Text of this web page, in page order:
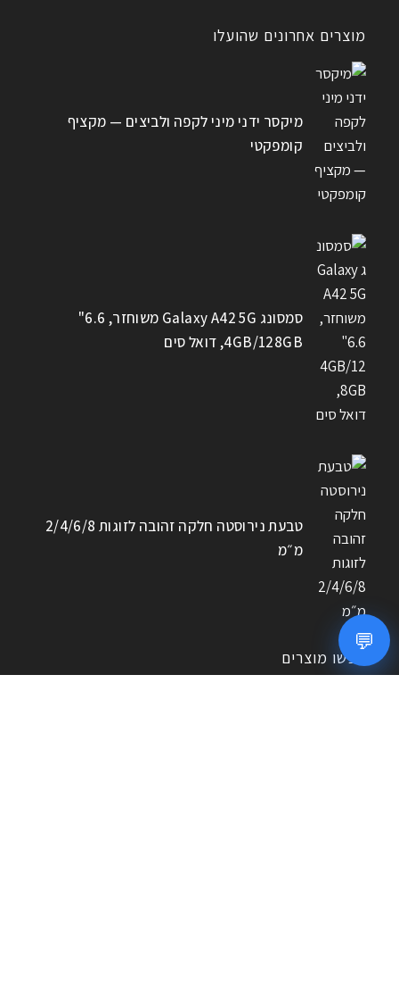
מוצרים אחרונים שהועלו
מיקסר ידני מיני לקפה ולביצים — מקציף
קומפקטי
סמסונג Galaxy A42 5G משוחזר, 6.6"
4GB/128GB, דואל סים
טבעת נירוסטה חלקה זהובה לזוגות 2/4/6/8
מ״מ
חפשו מוצרים
💬